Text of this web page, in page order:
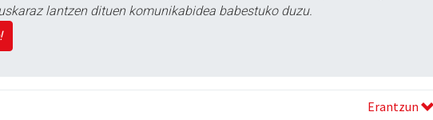
lantzen dituen komunikabidea babestuko duzu.
Erantzun